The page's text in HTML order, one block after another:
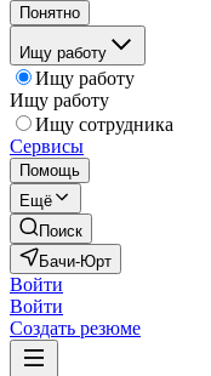
Понятно
Ищу работу
Ищу работу
Ищу работу
Ищу сотрудника
Сервисы
Помощь
Ещё
Поиск
Бачи-Юрт
Войти
Войти
Создать резюме